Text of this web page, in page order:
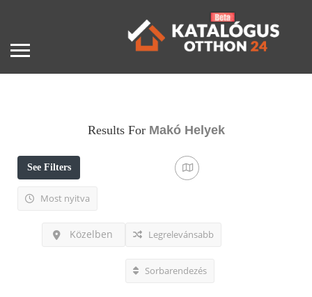
Results For Makó Helyek
See Filters
Most nyitva
Közelben Legrelevánsabb
Sorbarendezés